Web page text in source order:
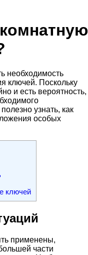
необходимость
ключей. Поскольку
и есть вероятность,
узнать, как
особых
ключей
применены,
части